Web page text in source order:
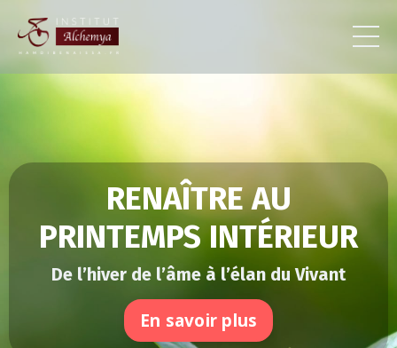
RENAÎTRE AU
PRINTEMPS INTÉRIEUR
De l’hiver de l’âme à l’élan du Vivant
En savoir plus